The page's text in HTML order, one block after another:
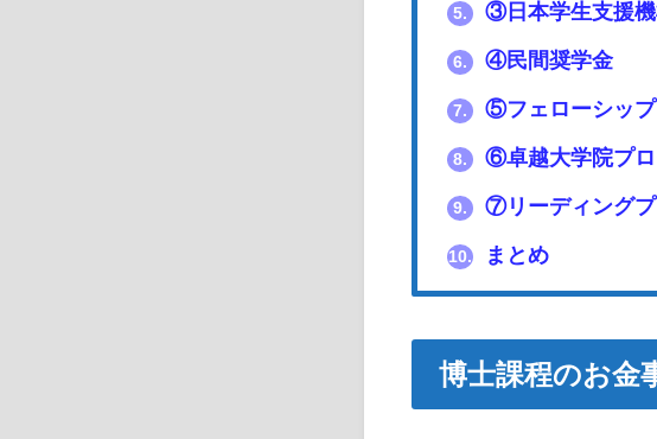
5. ③日本学生支援
6. ④民間奨学金
7. ⑤フェローシッ
8. ⑥卓越大学院プ
9. ⑦リーディング
10. まとめ
博士課程のお金